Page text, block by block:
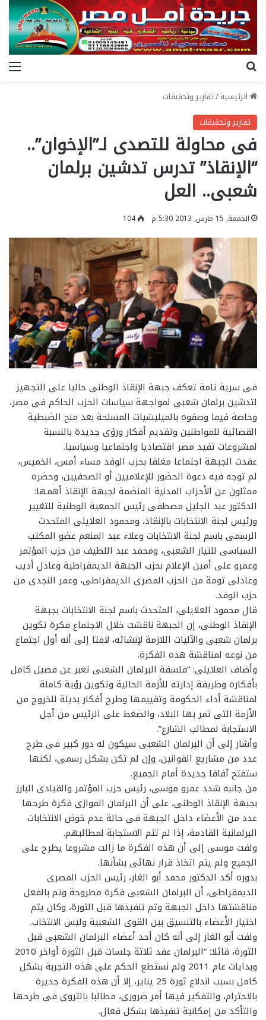
الرئيسية/تقارير وتحقيقات
تقارير وتحقيقات
فى محاولة للتصدى لـ”الإخوان”..
“الإنقاذ” تدرس تدشين برلمان
شعبى.. العل
الجمعة, 15 مارس, 2013 5:30 م 104
فى سرية تامة تعكف جبهة الإنقاذ الوطنى حاليا على التجهيز
لتدشين برلمان شعبى لمواجهة سياسات الحزب الحاكم فى مصر،
وخاصة فيما وصفوه بالميليشيات المسلحة بعد منح الضبطية
القضائية للمواطنين وتقديم أفكار ورؤى جديدة بالنسبة
لمشروعات تفيد مصر اقتصاديا واجتماعيا وسياسيا.
عقدت الجبهة اجتماعا مغلقا بحزب الوفد مساء أمس، الخميس،
لم توجه فيه دعوة الحضور للإعلاميين أو الصحفيين، وحضره
ممثلون عن الأحزاب المدنية المنضمة لجبهة الإنقاذ أهمها:
الدكتور عبد الجليل مصطفى رئيس الجمعية الوطنية للتغيير
ورئيس لجنة الانتخابات بالإنقاذ، ومحمود العلايلى المتحدث
الرسمى باسم لجنة الانتخابات وعلاء عبد المنعم عضو المكتب
السياسى للتيار الشعبى، ومحمد عبد اللطيف من حزب المؤتمر
وعمرو على أمين الإعلام بحزب الجبهة الديمقراطية وعادل أديب
وعادلى تومة من الحزب المصرى الديمقراطى، وعمر النجدى من
حزب الوفد.
قال محمود العلايلى، المتحدث باسم لجنة الانتخابات بجبهة
الإنقاذ الوطنى، إن الجبهة ناقشت خلال الاجتماع فكرة تكوين
برلمان شعبى والآليات اللازمة لإنشائه، لافتا إلى أنه أول اجتماع
من نوعه لمناقشة هذه الفكرة.
وأضاف العلايلى: “فلسفة البرلمان الشعبى تعبر عن فصيل كامل
بأفكاره وطريقة إدارته للأزمة الحالية وتكوين رؤية كاملة
لمناقشة أداء الحكومة وتقييمها وطرح أفكار بديلة للخروج من
الأزمة التى تمر بها البلاد، والضغط على الرئيس من أجل
الاستجابة لمطالب الشارع”.
وأشار إلى أن البرلمان الشعبى سيكون له دور كبير فى طرح
عدد من مشاريع القوانين، وإن لم تكن بشكل رسمى، لكنها
ستفتح آفاقا جديدة أمام الجميع.
من جانبه شدد عمرو موسى، رئيس حزب المؤتمر والقيادى البارز
بجبهة الإنقاذ الوطنى، على أن البرلمان الموازى فكرة طرحها
عدد من الأعضاء داخل الجبهة فى حالة عدم خوض الانتخابات
البرلمانية القادمة، إذا لم تتم الاستجابة لمطالبهم.
ولفت موسى إلى أن هذه الفكرة ما زالت مشروعا يطرح على
الجميع ولم يتم اتخاذ قرار نهائى بشأنها.
بدوره أكد الدكتور محمد أبو الغار، رئيس الحزب المصرى
الديمقراطى، أن البرلمان الشعبى فكرة مطروحة وتم بالفعل
مناقشتها داخل الجبهة وتم تنفيذها قبل الثورة، وكان يتم
اختيار الأعضاء بالتنسيق بين القوى الشعبية وليس الانتخاب.
ولفت أبو الغار إلى أنه كان أحد أعضاء البرلمان الشعبى قبل
الثورة، قائلا: “البرلمان عقد ثلاثة جلسات قبل الثورة أواخر 2010
وبدايات عام 2011 ولم نستطع الحكم على هذه التجربة بشكل
كامل بسبب اندلاع ثورة 25 يناير، إلا أن هذه الفكرة جديرة
بالاحترام، والتفكير فيها أمر ضرورى، مطالبا بالتروى فى طرحها
والتأكد من إمكانية تنفيذها بشكل فعال.